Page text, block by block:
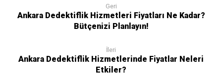
Geri
Ankara Dedektiflik Hizmetleri Fiyatları Ne Kadar?
Bütçenizi Planlayın!
İleri
Ankara Dedektiflik Hizmetlerinde Fiyatlar Neleri
Etkiler?